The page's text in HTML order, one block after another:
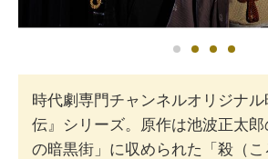
時代劇専門チャンネルオリジナ
伝』シリーズ。原作は池波正太
の暗黒街」に収められた「殺（こ